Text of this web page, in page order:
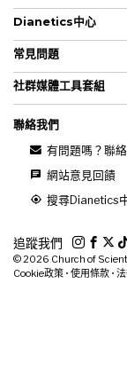
Dianetics中心
常見問題
社群媒體工具套組
聯絡我們
有問題嗎？聯
網站意見回饋
搜尋Dianetics
追蹤我們
© 2026 Church of
Cookie政策 • 使用條款 •